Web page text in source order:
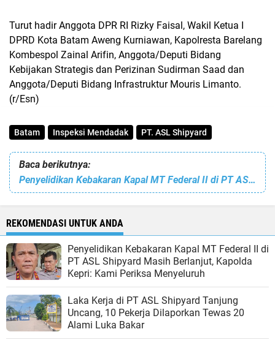
Turut hadir Anggota DPR RI Rizky Faisal, Wakil Ketua I
DPRD Kota Batam Aweng Kurniawan, Kapolresta Barelang
Kombespol Zainal Arifin, Anggota/Deputi Bidang
Kebijakan Strategis dan Perizinan Sudirman Saad dan
Anggota/Deputi Bidang Infrastruktur Mouris Limanto.
(r/Esn)
Batam Inspeksi Mendadak PT. ASL Shipyard
Baca berikutnya:
Penyelidikan Kebakaran Kapal MT Federal II di PT ASL Shipyard Masih Berlanjut, Kapolda Kepri: Kami Periksa Menyeluruh
REKOMENDASI UNTUK ANDA
Penyelidikan Kebakaran Kapal MT Federal II di
PT ASL Shipyard Masih Berlanjut, Kapolda
Kepri: Kami Periksa Menyeluruh
Laka Kerja di PT ASL Shipyard Tanjung
Uncang, 10 Pekerja Dilaporkan Tewas 20
Alami Luka Bakar